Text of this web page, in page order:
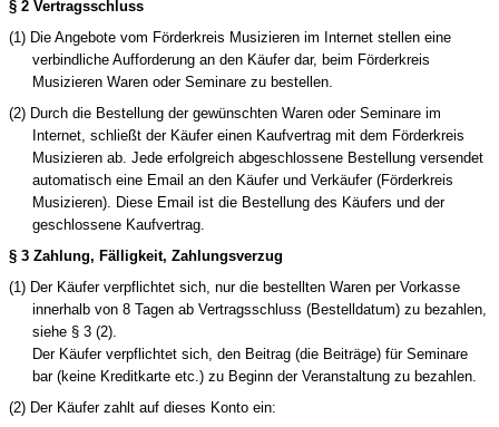
§ 2 Vertragsschluss
(1) Die Angebote vom Förderkreis Musizieren im Internet stellen eine
verbindliche Aufforderung an den Käufer dar, beim Förderkreis
MusizierenWaren oder Seminare zu bestellen.
(2) Durch die Bestellung der gewünschten Waren oder Seminare im
Internet, schließt der Käufer einen Kaufvertrag mit dem Förderkreis
Musizieren ab. Jede erfolgreich abgeschlossene Bestellung versendet
automatisch eine Email an den Käufer und Verkäufer (Förderkreis
Musizieren). Diese Email ist die Bestellung des Käufers und der
geschlossene Kaufvertrag.
§ 3 Zahlung, Fälligkeit, Zahlungsverzug
(1) Der Käufer verpflichtet sich, nur die bestellten Waren per Vorkasse
innerhalb von 8 Tagen ab Vertragsschluss (Bestelldatum) zu bezahlen,
siehe § 3 (2).
Der Käufer verpflichtet sich, den Beitrag (die Beiträge) für Seminare
bar (keine Kreditkarte etc.) zu Beginn der Veranstaltung zu bezahlen.
(2) Der Käufer zahlt auf dieses Konto ein: